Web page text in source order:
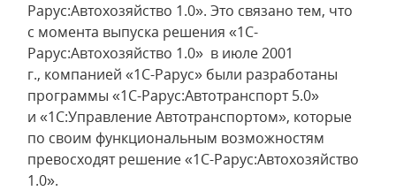
Рарус:Автохозяйство 1.0». Это связано тем, что
с момента выпуска решения «1С-
Рарус:Автохозяйство 1.0» в июле 2001
г., компанией «1С-Рарус» были разработаны
программы «1С-Рарус:Автотранспорт 5.0»
и «1С:Управление Автотранспортом», которые
по своим функциональным возможностям
превосходят решение «1С-Рарус:Автохозяйство
1.0».